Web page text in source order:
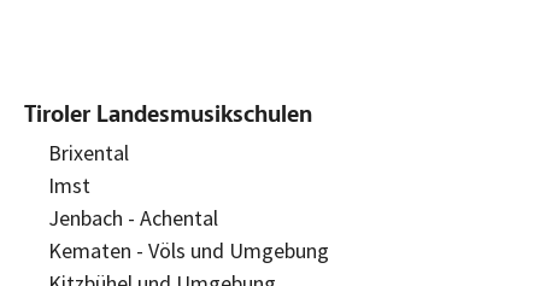
Tiroler Landesmusikschulen
Brixental
Imst
Jenbach - Achental
Kematen - Völs und Umgebung